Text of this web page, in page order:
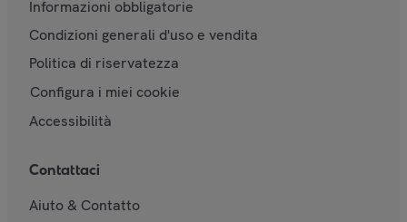
Informazioni obbligatorie
Condizioni generali d'uso e vendita
Politica di riservatezza
Configura i miei cookie
Accessibilità
Contattaci
Aiuto & Contatto